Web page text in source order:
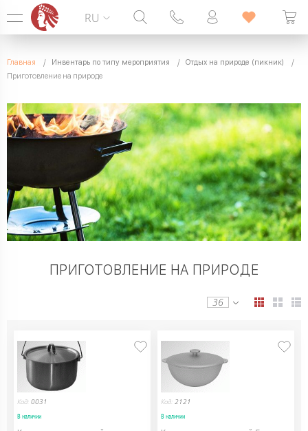
099 338 00 22
RU
Главная Инвентарь по типу мероприятия
Отдых на природе (пикник)
Приготовление на природе
ПРИГОТОВЛЕНИЕ НА ПРИРОДЕ
36
Код: 0031
В наличии
Код: 2121
В наличии